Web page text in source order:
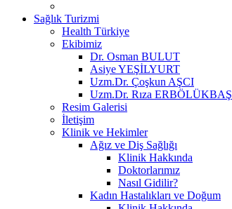
Sağlık Turizmi
Health Türkiye
Ekibimiz
Dr. Osman BULUT
Asiye YEŞİLYURT
Uzm.Dr. Çoşkun AŞCI
Uzm.Dr. Rıza ERBÖLÜKBAŞ
Resim Galerisi
İletişim
Klinik ve Hekimler
Ağız ve Diş Sağlığı
Klinik Hakkında
Doktorlarımız
Nasıl Gidilir?
Kadın Hastalıkları ve Doğum